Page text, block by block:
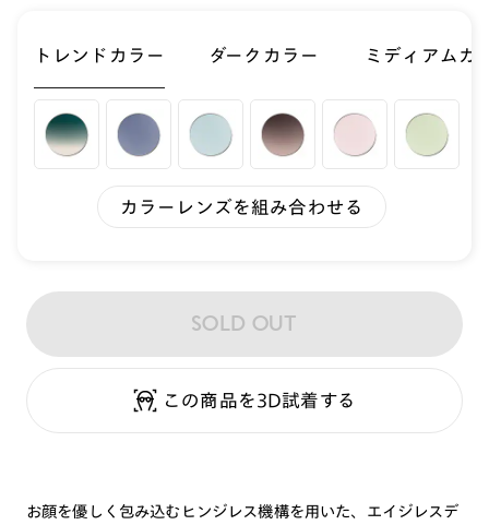
トレンドカラー ダークカラー ミディアムカ
カラーレンズを組み合わせる
SOLD OUT
この商品を3D試着する
お顔を優しく包み込むヒンジレス機構を用いた、エイジレスデ